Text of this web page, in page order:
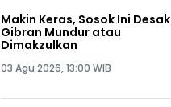
Makin Keras, Sosok Ini Desak
Gibran Mundur atau
Dimakzulkan
03 Agu 2026, 13:00 WIB